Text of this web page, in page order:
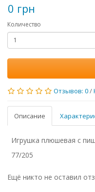
0 грн
Количество
Отзывов: 0/
Описание
Игрушка плюшевая с
77/205
Ещё никто не оставил